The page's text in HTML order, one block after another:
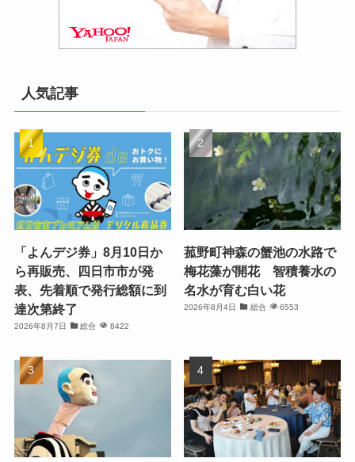
人気記事
「よんデジ券」8月10日か
ら再販売、四日市市が発
表、先着順で発行総額に到
達次第終了
2026年8月7日 総合 8422
菰野町神森の蟹池の水路で
梅花藻が開花 智積養水の
名水が育む白い花
2026年8月4日 総合 6553